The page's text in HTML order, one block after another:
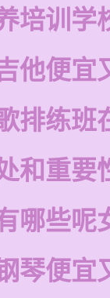
培训学
他便宜
排练班
和重要
哪些呢
琴便宜